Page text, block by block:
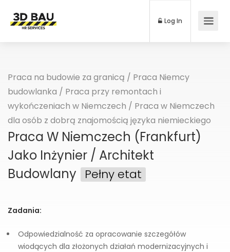
Log In
Praca na budowie za granicą / Praca Niemcy
budowlanka / Praca przy remontach i
wykończeniach w Niemczech / Praca w Niemczech
dla osób z dobrą znajomością języka niemieckiego
Praca W Niemczech (Frankfurt)
Jako Inżynier / Architekt
Budowlany
Pełny etat
Zadania:
Odpowiedzialność za opracowanie szczegółów
wiodących dla złożonych działań modernizacyjnych i